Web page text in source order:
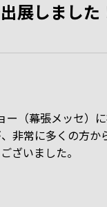
しました
（幕張メッセ）に
非常に多くの方か
ざいました。